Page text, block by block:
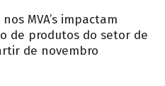
MVA’s impactam
de produtos do setor de
de novembro